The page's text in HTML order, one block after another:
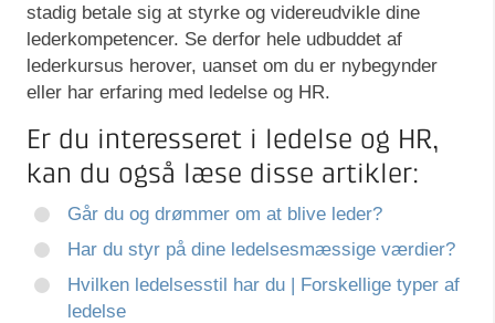
stadig betale sig at styrke og videreudvikle dine
lederkompetencer. Se derfor hele udbuddet af
lederkursus herover, uanset om du er nybegynder
eller har erfaring med ledelse og HR.
Er du interesseret i ledelse og HR,
kan du også læse disse artikler:
Går du og drømmer om at blive leder?
Har du styr på dine ledelsesmæssige værdier?
Hvilken ledelsesstil har du | Forskellige typer af
ledelse